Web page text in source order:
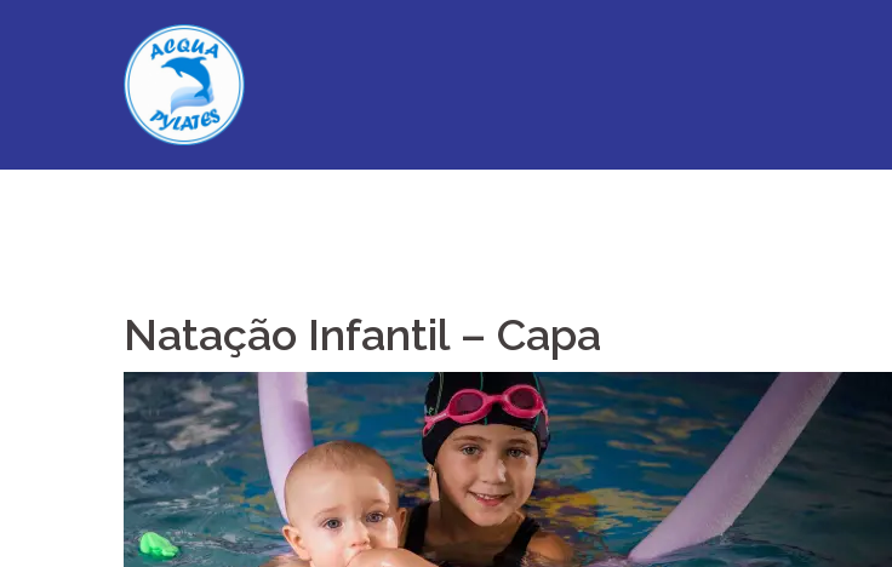
Natação Infantil – Capa